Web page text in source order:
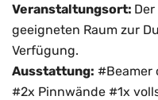
Veranstaltungsort:
geeigneten Raum zur
Verfügung.
Ausstattung: #Beamer
#2x Pinnwände #1x